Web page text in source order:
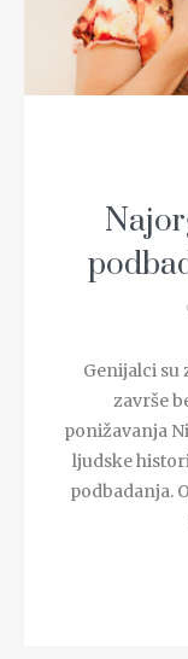
Genijalci su
završe
ponižavanja
ljudske
podbadanja.